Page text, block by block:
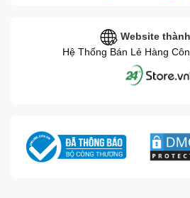
Website
Hệ Thống Bán Lẻ Hàng